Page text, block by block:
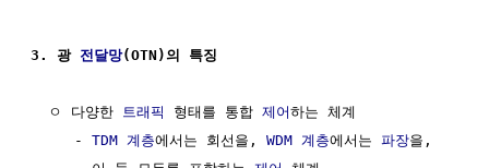
3. 광 전달망(OTN)의 특징
  ㅇ 다양한
트래픽 형태를 통합 제어하는 체계
     -
TDM 계층에서는 회선을, WDM 계층에서는 파장을,